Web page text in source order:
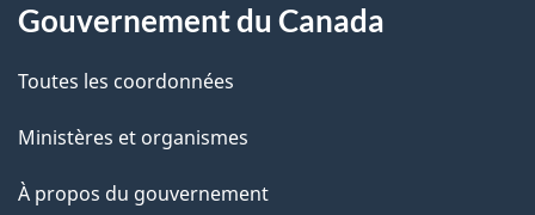
i
l
s
d
propos
de
ce
site
Gouvernement du Canada
Toutes les coordonnées
Ministères et organismes
À propos du gouvernement